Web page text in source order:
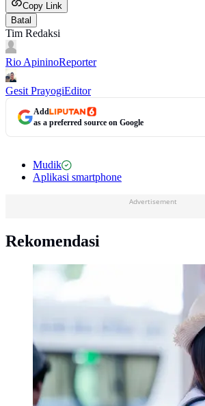
Copy Link
Batal
Tim Redaksi
Rio ApininoReporter
Gesit PrayogiEditor
Add
as a preferred source on Google
Mudik
Aplikasi smartphone
Advertisement
Rekomendasi